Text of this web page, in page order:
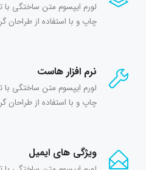
لورم ایپسوم متن ساختگی با
چاپ و با استفاده از طراحان
نرم افزار هاست
لورم ایپسوم متن ساختگی با
چاپ و با استفاده از طراحان
ویژگی های ایمیل